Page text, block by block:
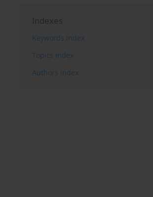
Indexes
Keywords index
Topics index
Authors index